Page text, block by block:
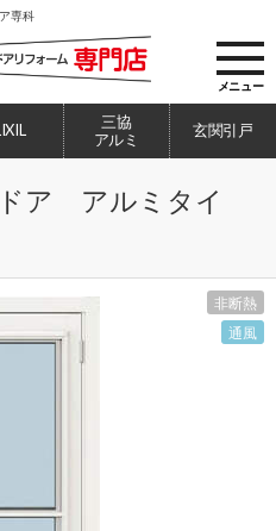
専科
メニュー
三協
アルミ
玄関引戸
ア アルミタイ
非断熱
通風